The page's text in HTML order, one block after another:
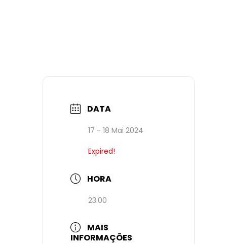
DATA
17 - 18 Mai 2024
Expired!
HORA
23:00
MAIS
INFORMAÇÕES